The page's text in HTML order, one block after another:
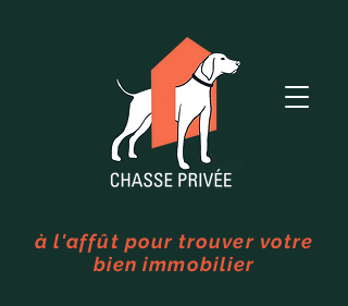
à l'affût pour trouver votre
bien immobilier